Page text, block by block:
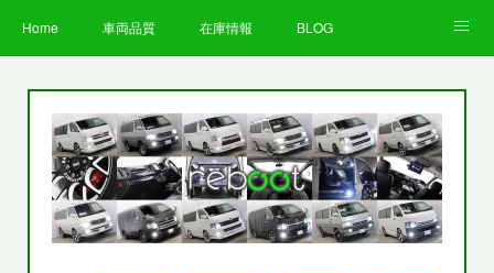
Home 車両品質 在庫情報 BLOG
お客様の声 STAFF 企業情報
プライバシーポリシー